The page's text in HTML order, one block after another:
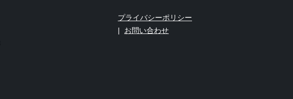
プライバシーポリシー
お問い合わせ